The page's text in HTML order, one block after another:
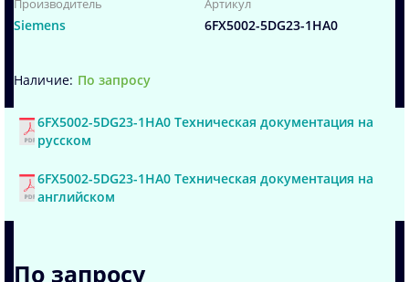
Производитель
Siemens
Артикул
6FX5002-5DG23-1HA0
По запросу
6FX5002-5DG23-1HA0 Техническая документация на
русском
6FX5002-5DG23-1HA0 Техническая документация на
английском
По запросу